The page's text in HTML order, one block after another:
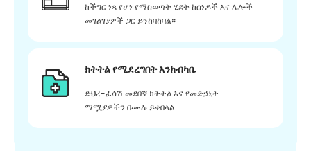
ከችግር ነጻ የሆነ የማስወጣት ሂደት ከሰነዶች እና ሌሎች
መገልገያዎች ጋር ይንከባከባል።
ክትትል የሚደረግበት እንክብካቤ
ድህረ-ፈሳሽ መደበኛ ክትትል እና የመድኃኒት
ማሟያዎችን በሙሉ ይቀበላል